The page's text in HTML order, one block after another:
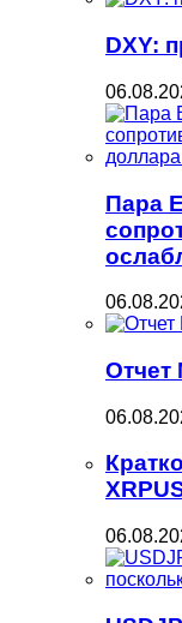
DXY:
Пара
Отчет